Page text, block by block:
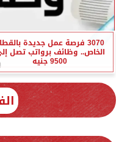
3070 فرصة عمل جديدة
الخاص.. وظائف برواتب تصل
9500 جنيه